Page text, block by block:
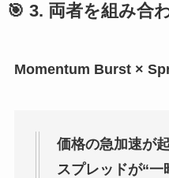
🎯 3. 両者を組み合
Momentum Burst ×
価格の急加速が
スプレッドが“一